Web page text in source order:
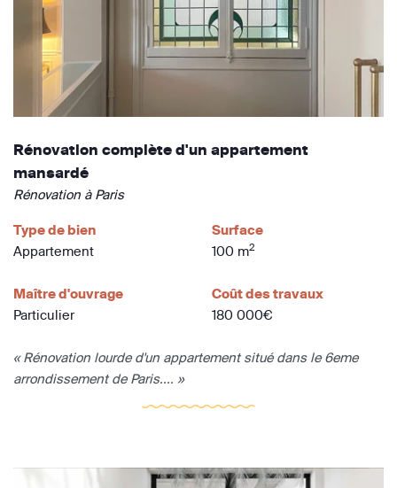
Rénovation complète d'un appartement
mansardé
Rénovation à Paris
Type de bien
Appartement
Surface
100 m2
Maître d'ouvrage
Particulier
Coût des travaux
180 000€
« Rénovation lourde d'un appartement situé dans le 6eme
arrondissement de Paris.... »